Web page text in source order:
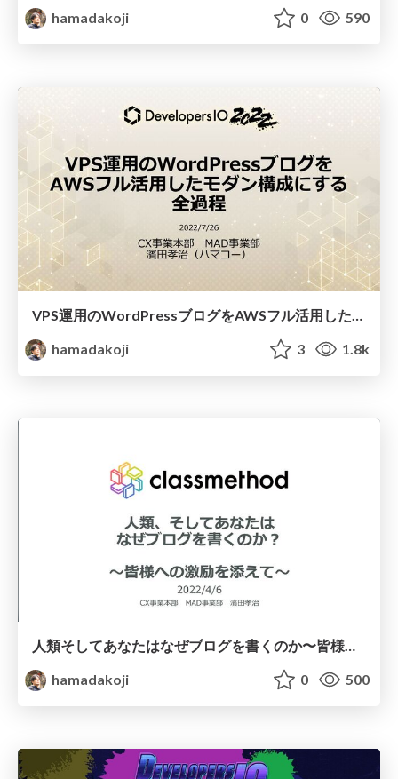
hamadakoji
0 590
hamadakoji
3 1.8k
人類そしてあなたはなぜブログを書くのか〜皆様への激励を添えて〜
hamadakoji
0 500